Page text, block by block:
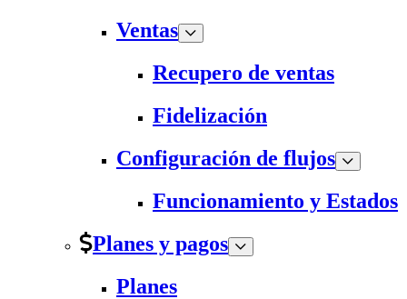
Ventas
Recupero de ventas
Fidelización
Configuración de flujos
Funcionamiento y Estados
Planes y pagos
Planes